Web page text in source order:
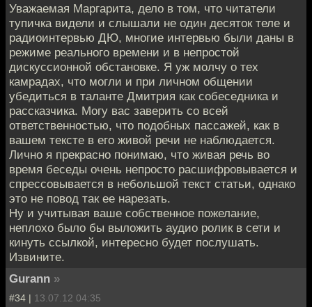
Уважаемая Маргарита, дело в том, что читатели
тупичка видели и слышали не один десяток теле и
радиоинтервью ДЮ, многие интервью были даны в
режиме реального времени и в непростой
дискуссионной обстановке. Я уж молчу о тех
камрадах, что могли и при личном общении
убедиться в таланте Дмитрия как собеседника и
рассказчика. Могу вас заверить со всей
ответственностью, что подобных пассажей, как в
вашем тексте в его живой речи не наблюдается.
Лично я прекрасно понимаю, что живая речь во
время беседы очень непросто расшифровывается и
спрессовывается в небольшой текст статьи, однако
это не повод так ее нарезать.
Ну и учитывая ваше собственное пожелание,
неплохо было бы выложить аудио ролик в сети и
кинуть ссылкой, интересно будет послушать.
Извините.
Gurann »
#34 | 13.07.12 04:35